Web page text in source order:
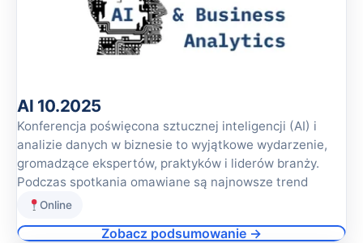
AI 10.2025
Konferencja poświęcona sztucznej inteligencji (AI) i
analizie danych w biznesie to wyjątkowe wydarzenie,
gromadzące ekspertów, praktyków i liderów branży.
Podczas spotkania omawiane są najnowsze trend
Online
Zobacz podsumowanie →